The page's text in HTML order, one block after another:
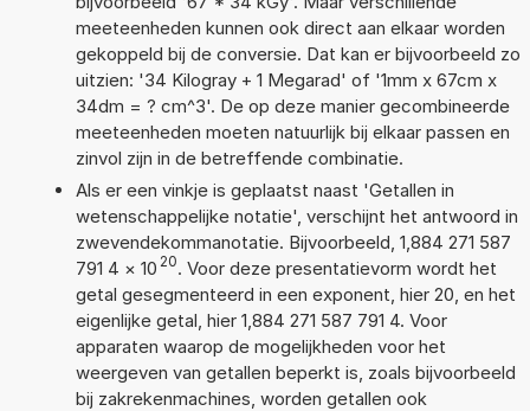
meeteenheden kunnen ook direct aan elkaar worden
gekoppeld bij de conversie. Dat kan er bijvoorbeeld zo
uitzien: '34 Kilogray + 1 Megarad' of '1mm x 67cm x
34dm = ? cm^3'. De op deze manier gecombineerde
meeteenheden moeten natuurlijk bij elkaar passen en
zinvol zijn in de betreffende combinatie.
Als er een vinkje is geplaatst naast 'Getallen in
wetenschappelijke notatie', verschijnt het antwoord in
zwevendekommanotatie. Bijvoorbeeld, 1,884 271 587
791 4 × 10 20. Voor deze presentatievorm wordt het
getal gesegmenteerd in een exponent, hier 20, en het
eigenlijke getal, hier 1,884 271 587 791 4. Voor
apparaten waarop de mogelijkheden voor het
weergeven van getallen beperkt is, zoals bijvoorbeeld
bij zakrekenmachines, worden getallen ook